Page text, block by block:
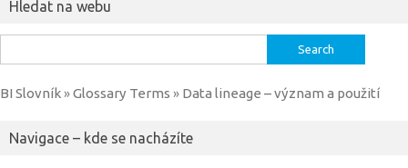
Hledat na webu
for:
BI Slovník»Glossary Terms » Data lineage – význam a použití
Navigace – kde se nacházíte